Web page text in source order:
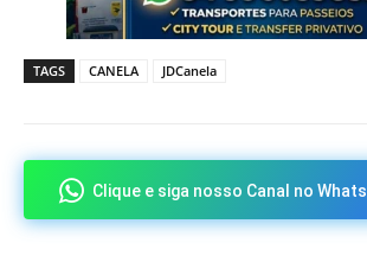
TAGS CANELA JDCanela
Clique e siga nosso Canal no Whats